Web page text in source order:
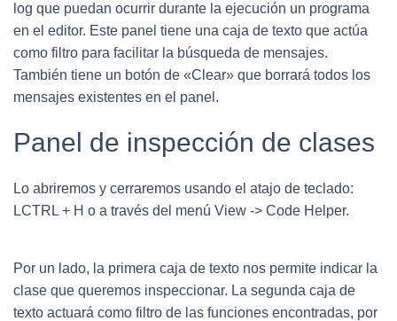
log que puedan ocurrir durante la ejecución un programa
en el editor. Este panel tiene una caja de texto que actúa
como filtro para facilitar la búsqueda de mensajes.
También tiene un botón de «Clear» que borrará todos los
mensajes existentes en el panel.
Panel de inspección de clases
Lo abriremos y cerraremos usando el atajo de teclado:
LCTRL + H o a través del menú View -> Code Helper.
Por un lado, la primera caja de texto nos permite indicar la
clase que queremos inspeccionar. La segunda caja de
texto actuará como filtro de las funciones encontradas, por